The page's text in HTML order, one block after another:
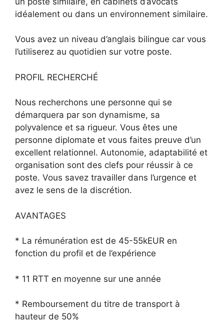
idéalement ou dans un environnement similaire.
Vous avez un niveau d’anglais bilingue car vous
l’utiliserez au quotidien sur votre poste.
PROFIL RECHERCHÉ
Nous recherchons une personne qui se
démarquera par son dynamisme, sa
polyvalence et sa rigueur. Vous êtes une
personne diplomate et vous faites preuve d’un
excellent relationnel. Autonomie, adaptabilité et
organisation sont des clefs pour réussir à ce
poste. Vous savez travailler dans l’urgence et
avez le sens de la discrétion.
AVANTAGES
* La rémunération est de 45-55kEUR en
fonction du profil et de l’expérience
* 11 RTT en moyenne sur une année
* Remboursement du titre de transport à
hauteur de 50%